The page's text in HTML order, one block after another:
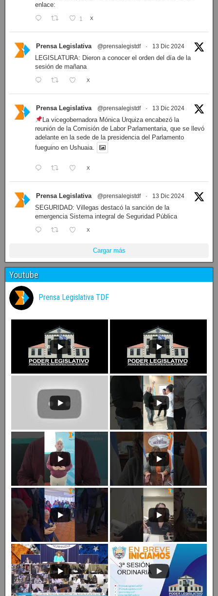
enlace:
1 X
Prensa Legislativa @prensalegistdf · 13 Dic 2024
LEGISLATURA: Dieron a conocer el orden del día de la
sesión de mañana
X
Prensa Legislativa @prensalegistdf · 13 Dic 2024
La vicegobernadora Mónica Urquiza encabezó la
reunión de la Comisión de Labor Parlamentaria, que se llevó
adelante en la sede de la presidencia del Parlamento
fueguino en Ushuaia.
X
Prensa Legislativa @prensalegistdf · 13 Dic 2024
SEGURIDAD: Villegas destacó la sanción de la
emergencia Sistema integral de Seguridad Pública
X
Cargar más
Youtube
Prensa Legislativa TDF